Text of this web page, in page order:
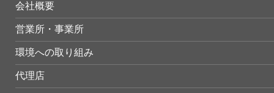
会社概要
営業所・事業所
環境への取り組み
代理店